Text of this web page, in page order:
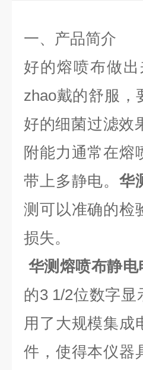
一、产品简介
好的熔喷布做
zhao戴的舒服
好的细菌过滤效
附能力通常在熔
带上多静电。 华
测可以准确的检
损失。
华测熔喷布静电
的3 1/2位数字
用了大规模集成
件，使得本仪器